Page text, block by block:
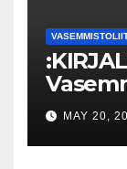
MAY 20,